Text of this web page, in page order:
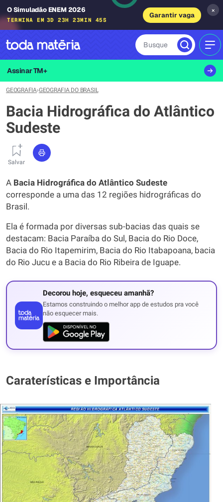
O Simuladão ENEM 2026
TERMINA EM 3D 23H 23MIN 44S
Garantir vaga
×
Busque
Assinar TM+
GEOGRAFIA›GEOGRAFIA DO BRASIL
Bacia Hidrográfica do Atlântico
Sudeste
Salvar
A Bacia Hidrográfica do Atlântico Sudeste
corresponde a uma das 12 regiões hidrográficas do
Brasil.
Ela é formada por diversas sub-bacias das quais se
destacam: Bacia Paraíba do Sul, Bacia do Rio Doce,
Bacia do Rio Itapemirim, Bacia do Rio Itabapoana, bacia
do Rio Jucu e a Bacia do Rio Ribeira de Iguape.
Decorou hoje, esqueceu amanhã?
Estamos construindo o melhor app de estudos pra você
não esquecer mais.
Caraterísticas e Importância